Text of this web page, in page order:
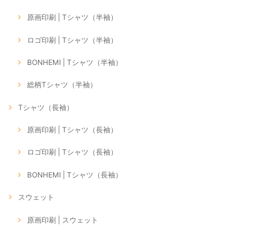
原画印刷 | Tシャツ（半袖）
ロゴ印刷 | Tシャツ（半袖）
BONHEMI | Tシャツ（半袖）
総柄Tシャツ（半袖）
Tシャツ（長袖）
原画印刷 | Tシャツ（長袖）
ロゴ印刷 | Tシャツ（長袖）
BONHEMI | Tシャツ（長袖）
スウェット
原画印刷 | スウェット